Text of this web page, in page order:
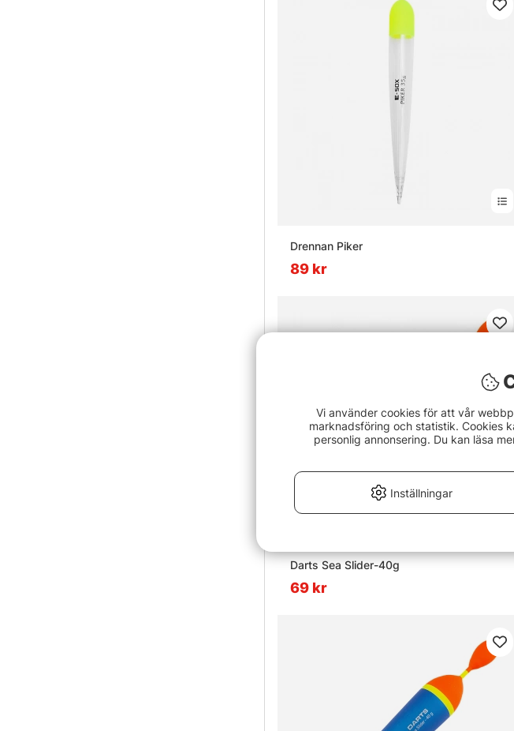
Drennan Piker
89 kr
Darts Sea Slider-40g
69 kr
Vi använder cookies för att vår
marknadsföring och statistik. Cookies
personlig annonsering. Du kan läsa
Inställningar